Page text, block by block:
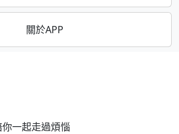
關於APP
一起走過煩惱